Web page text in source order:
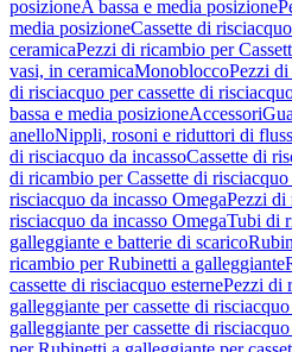
posizioneA bassa e media posizione
media posizioneCassette di
ceramicaPezzi di ricambio per
vasi, in ceramicaMonobloccoPezzi
di risciacquo per cassette di
bassa e media posizioneAccessori
anelloNippli, rosoni e riduttori di
di risciacquo da incassoCassette di
di ricambio per Cassette di risciacquo
risciacquo da incasso OmegaPezzi di
risciacquo da incasso OmegaTubi di
galleggiante e batterie di scarico
ricambio per Rubinetti a galleggiante
cassette di risciacquo esternePezzi di
galleggiante per cassette di risciacquo
galleggiante per cassette di